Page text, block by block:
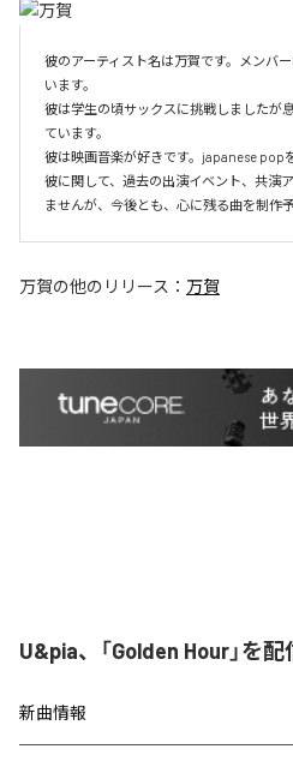
彼のアーティスト名は万賀です。メンバ
います。
彼は学生の頃サックスに挑戦しましたが
ています。
彼は映画音楽が好きです。japanese pop
彼に関して、過去の出演イベント、共演
ませんが、今後とも、心に残る曲を制作予
万賀の他のリリース： 万賀
U&pia、「Golden Hour」を
新曲情報